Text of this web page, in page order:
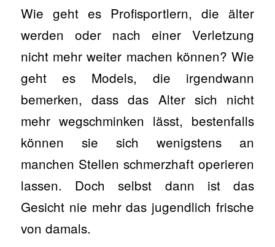
Wie geht es Profisportlern, die älter
werden oder nach einer Verletzung
nicht mehr weiter machen können? Wie
geht es Models, die irgendwann
bemerken, dass das Alter sich nicht
mehr wegschminken lässt, bestenfalls
können sie sich wenigstens an
manchen Stellen schmerzhaft operieren
lassen. Doch selbst dann ist das
Gesicht nie mehr das jugendlich frische
von damals.